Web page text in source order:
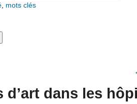
mots clés
d’art dans les